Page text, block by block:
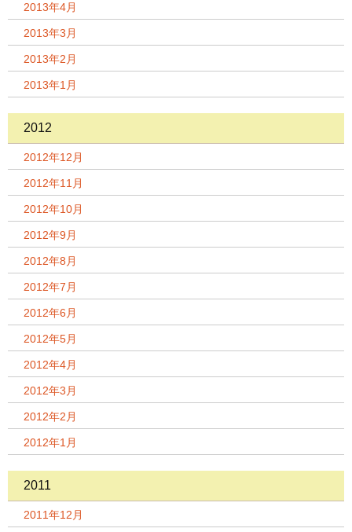
2013年4月
2013年3月
2013年2月
2013年1月
2012
2012年12月
2012年11月
2012年10月
2012年9月
2012年8月
2012年7月
2012年6月
2012年5月
2012年4月
2012年3月
2012年2月
2012年1月
2011
2011年12月